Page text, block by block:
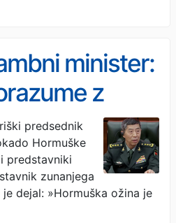
minister:
z
ladje bodo
skozi
predsednik
Hormuške
predstavniki
zunanjega
dejal: »Hormuška ožina je